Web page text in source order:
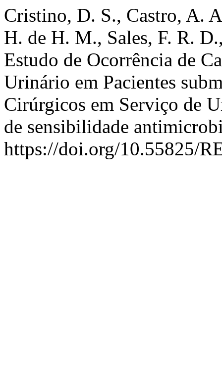
Cristino, D. S., Castro, A.
H. de H. M., Sales, F. R.
Estudo de Ocorrência de
Urinário em Pacientes
Cirúrgicos em Serviço de
de sensibilidade
https://doi.org/10.55825/